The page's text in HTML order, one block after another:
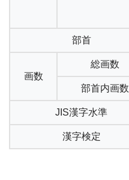
部首
画数
総画数
部首内画数
JIS漢字水準
漢字検定